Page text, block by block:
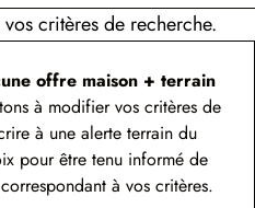
critères de recherche.
offre maison + terrain
à modifier vos critères de
à une alerte terrain du
pour être tenu informé de
à vos critères.